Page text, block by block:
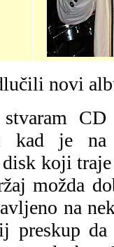
novi
CD
kad je na
koji traje
možda
na
preskup